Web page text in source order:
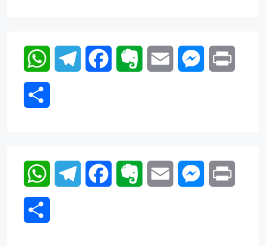
WhatsAppTelegram FacebookEvernote Email Messenger
WhatsAppTelegram FacebookEvernote Email Messenger